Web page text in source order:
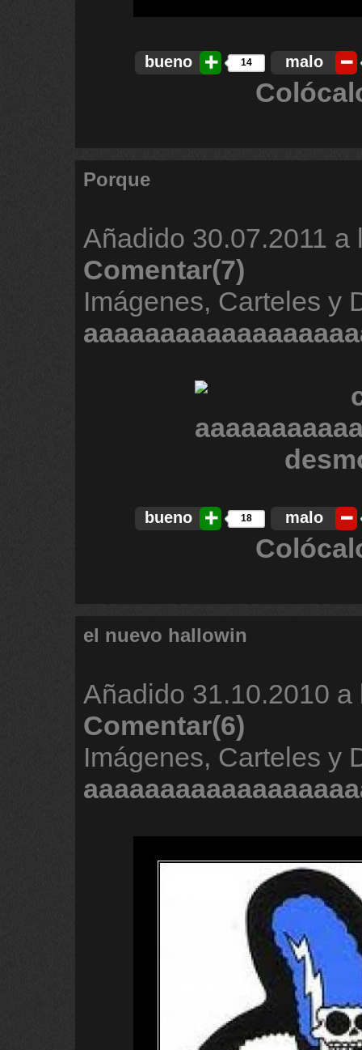
bueno 14 malo
Porque
Añadido 30.07.2011 a
Comentar(7)
Imágenes, Carteles y
bueno 18 malo
el nuevo hallowin
Añadido 31.10.2010 a
Comentar(6)
Imágenes, Carteles y